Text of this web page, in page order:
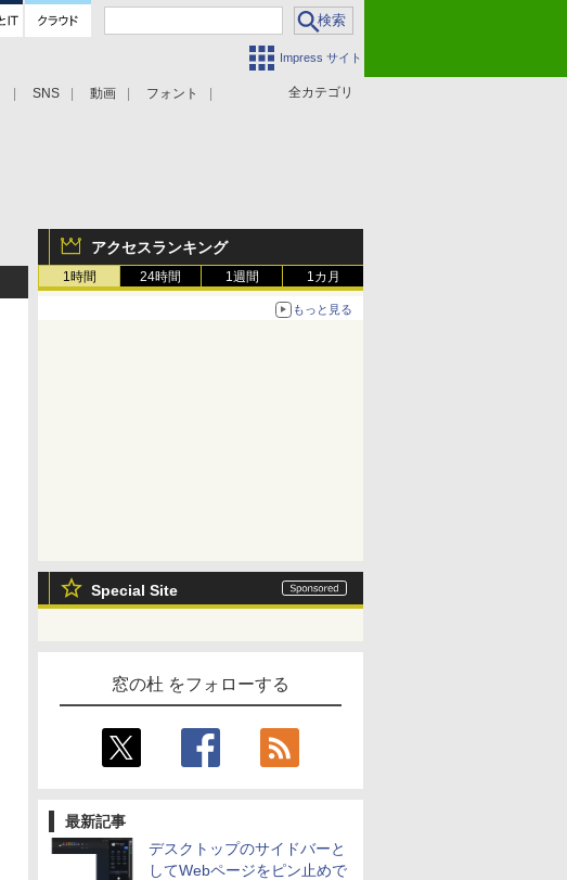
Impress サイト
全カテゴリ
SNS 動画 フォント
アクセスランキング
1時間 24時間 1週間 1カ月
もっと見る
Special Site
窓の杜 をフォローする
最新記事
デスクトップのサイドバーと
してWebページをピン止めで